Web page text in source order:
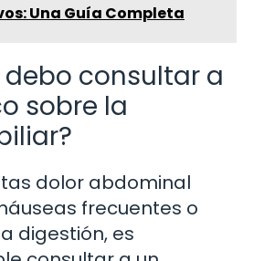
Una Guía Completa
consultar a
sobre la
dolor abdominal
frecuentes o
digestión, es